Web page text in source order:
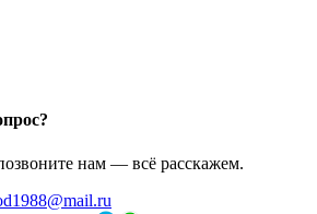
нам — всё расскажем.